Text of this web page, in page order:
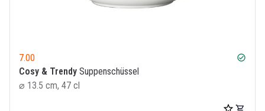
7.00 check_circle
Cosy & Trendy Suppenschüssel
⌀ 13.5 cm, 47 cl